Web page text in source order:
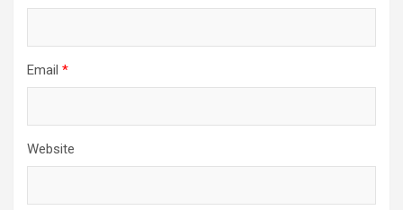
Email *
Website